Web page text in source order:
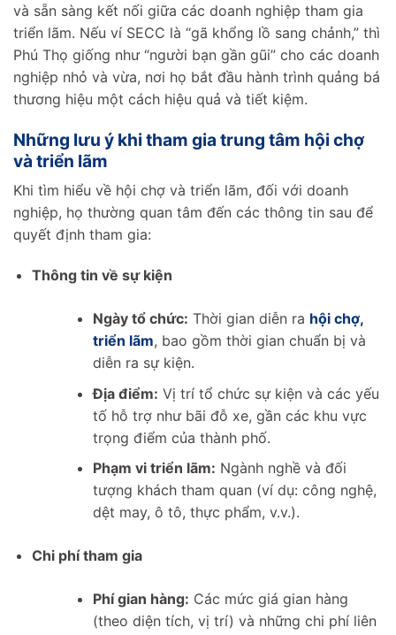
và sẵn sàng kết nối giữa các doanh nghiệp tham gia
triển lãm. Nếu ví SECC là “gã khổng lồ sang chảnh,” thì
Phú Thọ giống như “người bạn gần gũi” cho các doanh
nghiệp nhỏ và vừa, nơi họ bắt đầu hành trình quảng bá
thương hiệu một cách hiệu quả và tiết kiệm.
Những lưu ý khi tham gia trung tâm hội chợ
và triển lãm
Khi tìm hiểu về hội chợ và triển lãm, đối với doanh
nghiệp, họ thường quan tâm đến các thông tin sau để
quyết định tham gia:
Thông tin về sự kiện
Ngày tổ chức: Thời gian diễn ra hội chợ,
triển lãm, bao gồm thời gian chuẩn bị và
diễn ra sự kiện.
Địa điểm: Vị trí tổ chức sự kiện và các yếu
tố hỗ trợ như bãi đỗ xe, gần các khu vực
trọng điểm của thành phố.
Phạm vi triển lãm: Ngành nghề và đối
tượng khách tham quan (ví dụ: công nghệ,
dệt may, ô tô, thực phẩm, v.v.).
Chi phí tham gia
Phí gian hàng: Các mức giá gian hàng
(theo diện tích, vị trí) và những chi phí liên